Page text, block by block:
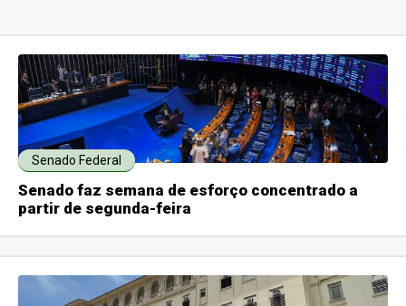
Senado Federal
Senado faz semana de esforço concentrado a
partir de segunda-feira